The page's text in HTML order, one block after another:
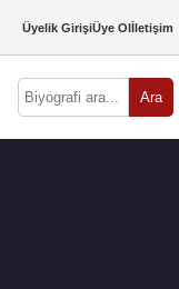
Üyelik GirişiÜye Olİletişim
Ara